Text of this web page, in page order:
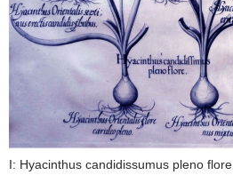
I: Hyacinthus candidissumus pleno flore